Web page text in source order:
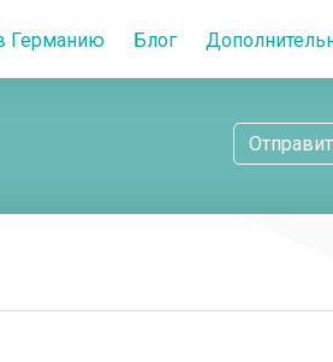
Германию Блог